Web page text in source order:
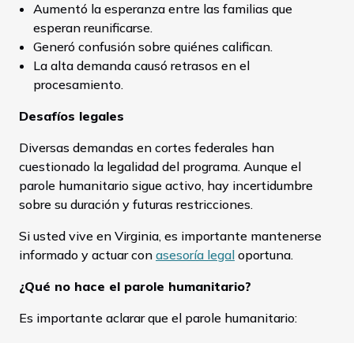
Aumentó la esperanza entre las familias que
esperan reunificarse.
Generó confusión sobre quiénes califican.
La alta demanda causó retrasos en el
procesamiento.
Desafíos legales
Diversas demandas en cortes federales han
cuestionado la legalidad del programa. Aunque el
parole humanitario sigue activo, hay incertidumbre
sobre su duración y futuras restricciones.
Si usted vive en Virginia, es importante mantenerse
informado y actuar con asesoría legal oportuna.
¿Qué no hace el parole humanitario?
Es importante aclarar que el parole humanitario: